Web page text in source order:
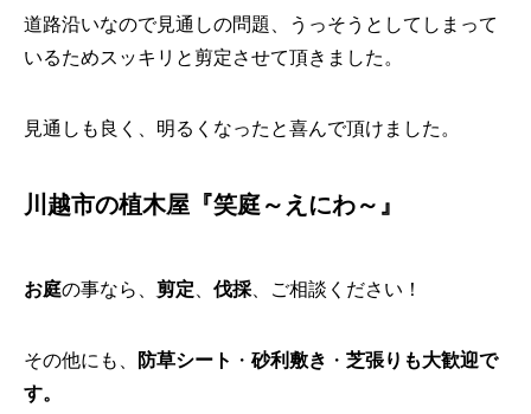
道路沿いなので見通しの問題、うっそうとしてしまって
いるためスッキリと剪定させて頂きました。
見通しも良く、明るくなったと喜んで頂けました。
川越市の植木屋『笑庭～えにわ～』
お庭の事なら、 剪定 伐採 、ご相談ください！
その他にも、 防草シート ・ 砂利敷き ・ 芝張り も大歓迎で
す。